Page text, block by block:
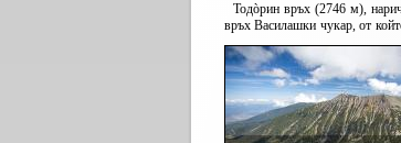
Тодòрин връх (2746 м),
връх Василашки чукар, от